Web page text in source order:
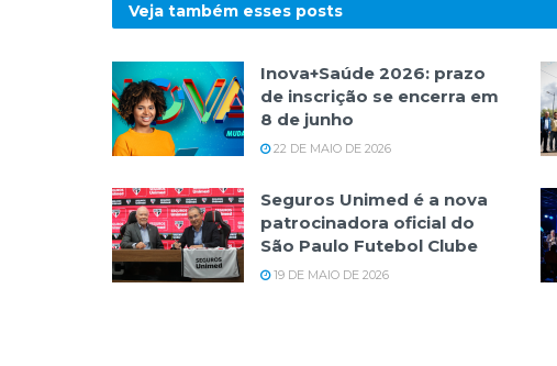
Veja também esses posts
Inova+Saúde 2026: prazo
de inscrição se encerra em
8 de junho
22 DE MAIO DE 2026
Seguros Unimed é a nova
patrocinadora oficial do
São Paulo Futebol Clube
19 DE MAIO DE 2026